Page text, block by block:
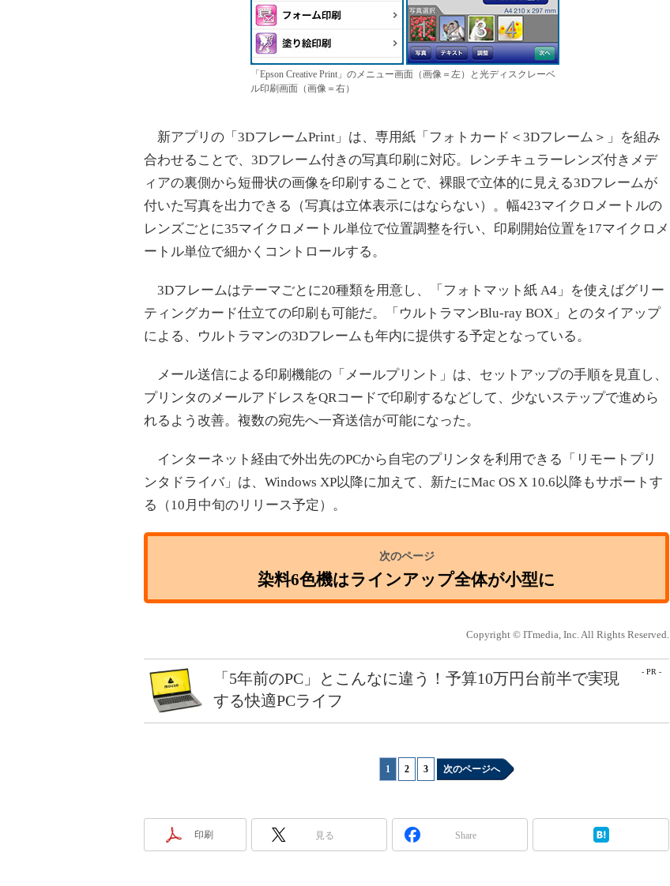
「Epson Creative Print」のメニュー画面（画像＝左）と光ディスクレーベ
ル印刷画面（画像＝右）
新アプリの「3DフレームPrint」は、専用紙「フォトカード＜3Dフレーム＞」を組み
合わせることで、3Dフレーム付きの写真印刷に対応。レンチキュラーレンズ付きメデ
ィアの裏側から短冊状の画像を印刷することで、裸眼で立体的に見える3Dフレームが
付いた写真を出力できる（写真は立体表示にはならない）。幅423マイクロメートルの
レンズごとに35マイクロメートル単位で位置調整を行い、印刷開始位置を17マイクロメ
ートル単位で細かくコントロールする。
3Dフレームはテーマごとに20種類を用意し、「フォトマット紙 A4」を使えばグリー
ティングカード仕立ての印刷も可能だ。「ウルトラマンBlu-ray BOX」とのタイアップ
による、ウルトラマンの3Dフレームも年内に提供する予定となっている。
メール送信による印刷機能の「メールプリント」は、セットアップの手順を見直し、
プリンタのメールアドレスをQRコードで印刷するなどして、少ないステップで進めら
れるよう改善。複数の宛先へ一斉送信が可能になった。
インターネット経由で外出先のPCから自宅のプリンタを利用できる「リモートプリ
ンタドライバ」は、Windows XP以降に加えて、新たにMac OS X 10.6以降もサポートす
る（10月中旬のリリース予定）。
染料6色機はラインアップ全体が小型に
Copyright © ITmedia, Inc. All Rights Reserved.
- PR -
「5年前のPC」とこんなに違う！予算10万円台前半で実現
する快適PCライフ
1 2 3 次のページへ
印刷 見る Share